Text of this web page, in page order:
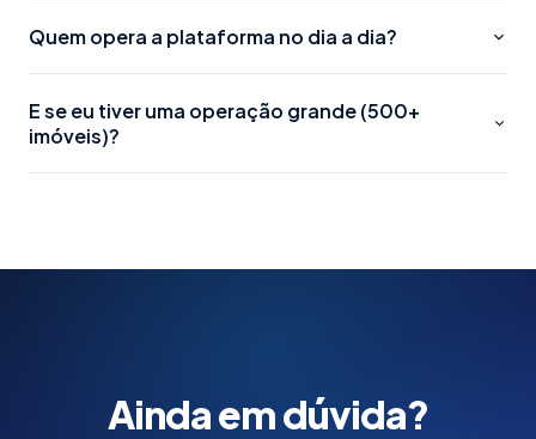
Quem opera a plataforma no dia a dia?
E se eu tiver uma operação grande (500+
imóveis)?
Ainda em dúvida?